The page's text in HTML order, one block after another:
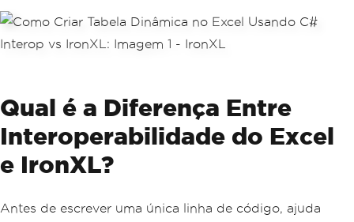
Qual é a Diferença Entre
Interoperabilidade do Excel
e IronXL?
Antes de escrever uma única linha de código, ajuda